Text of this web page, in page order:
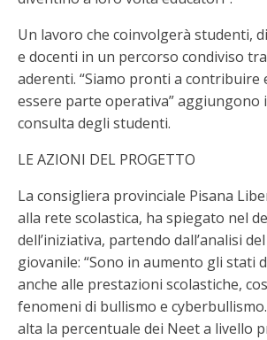
Un lavoro che coinvolgerà studenti,
e docenti in un percorso condiviso
aderenti. “Siamo pronti a contribuire
essere parte operativa” aggiungono
consulta degli studenti.
LE AZIONI DEL PROGETTO
La consigliera provinciale Pisana
alla rete scolastica, ha spiegato nel
dell’iniziativa, partendo dall’analisi
giovanile: “Sono in aumento gli stati
anche alle prestazioni scolastiche,
fenomeni di bullismo e
alta la percentuale dei Neet a livello